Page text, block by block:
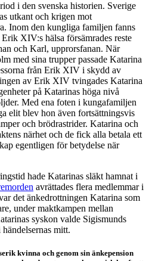
i den svenska historien. Sverige
utkant och krigen mot
Inom den kungliga familjen fanns
XIV:s hälsa försämrades reste
och Karl, upprorsfanan. När
med sina trupper passade Katarina
från Erik XIV i skydd av
av Erik XIV tvingades Katarina
på Katarinas höga nivå
Med ena foten i kungafamiljen
elit blev hon även fortsättningsvis
och brödrastrider. Katarina och
närhet och de fick alla betala ett
egentligen för betydelse när
hade Katarinas släkt hamnat i
avrättades flera medlemmar i
det änkedrottningen Katarina som
under maktkampen mellan
syskon valde Sigismunds
mitt.
kvinna och genom sin änkepension